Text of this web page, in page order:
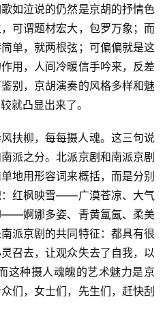
如泣说的仍然是京胡的抒情色
可谓题材宏大，包罗万象；而
单，就两根弦；可偏偏就是这
用，人间冷暖信手吟来，反差
别，京胡演奏的风格多样和魅
就凸显出来了。
扶柳，每每摄人魂。这三句说
派之分。北派京剧和南派京剧
地用形容词来概括，而是分别
：红枫映雪——广漠苍凉、大气
婀娜多姿、 青黄氲氤、柔美
派京剧的共同特征： 都具有很
召去，让观众失去了自我，以
这种摄人魂魄的艺术魅力是京
们，女士们，先生们，赶快刮